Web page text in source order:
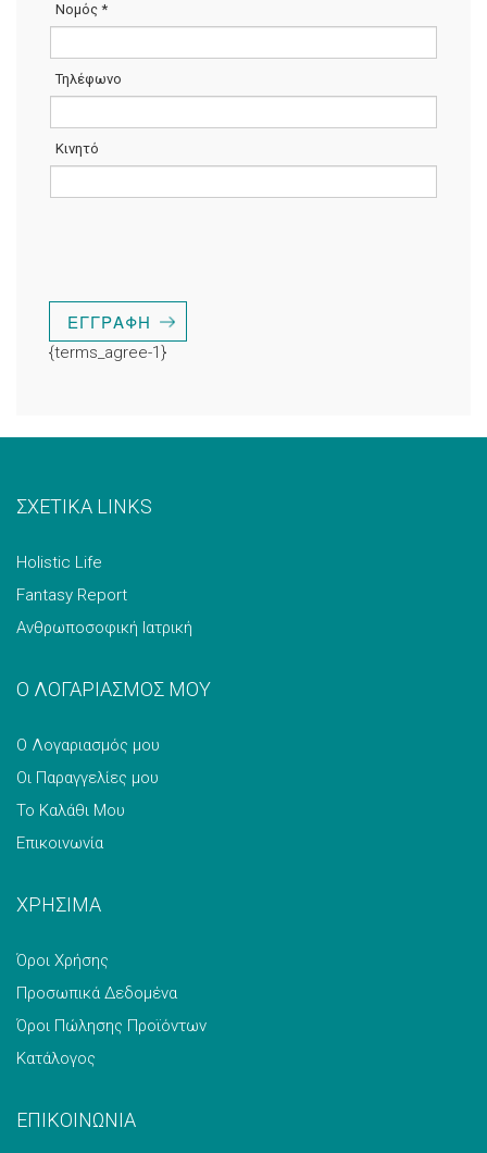
Νομός *
Τηλέφωνο
Κινητό
ΕΓΓΡΑΦΉ
{terms_agree-1}
ΣΧΕΤΙΚΑ LINKS
Holistic Life
Fantasy Report
Ανθρωποσοφική Ιατρική
Ο ΛΟΓΑΡΙΑΣΜΟΣ ΜΟΥ
Ο Λογαριασμός μου
Οι Παραγγελίες μου
Το Καλάθι Μου
Επικοινωνία
ΧΡΗΣΙΜΑ
Όροι Χρήσης
Προσωπικά Δεδομένα
Όροι Πώλησης Προϊόντων
Κατάλογος
ΕΠΙΚΟΙΝΩΝΙΑ